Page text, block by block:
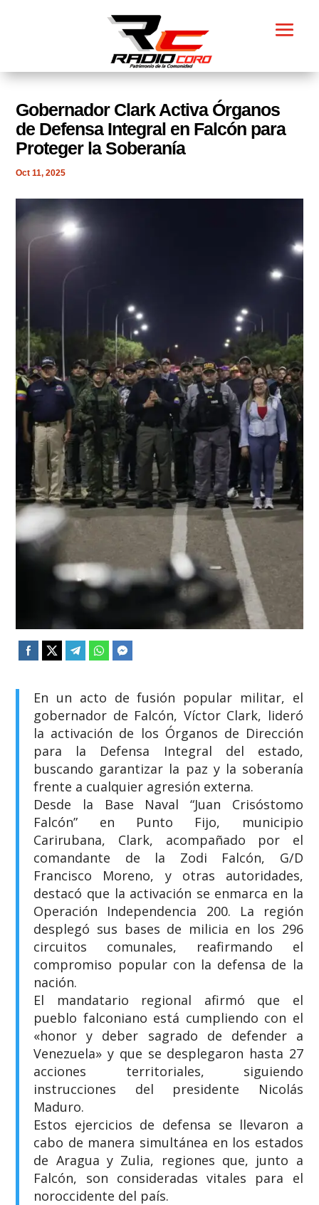
Gobernador Clark Activa Órganos
de Defensa Integral en Falcón para
Proteger la Soberanía
Oct 11, 2025
​En un acto de fusión popular militar, el
gobernador de Falcón, Víctor Clark, lideró
la activación de los Órganos de Dirección
para la Defensa Integral del estado,
buscando garantizar la paz y la soberanía
frente a cualquier agresión externa.
​Desde la Base Naval “Juan Crisóstomo
Falcón” en Punto Fijo, municipio
Carirubana, Clark, acompañado por el
comandante de la Zodi Falcón, G/D
Francisco Moreno, y otras autoridades,
destacó que la activación se enmarca en la
Operación Independencia 200. La región
desplegó sus bases de milicia en los 296
circuitos comunales, reafirmando el
compromiso popular con la defensa de la
nación.
​El mandatario regional afirmó que el
pueblo falconiano está cumpliendo con el
«honor y deber sagrado de defender a
Venezuela» y que se desplegaron hasta 27
acciones territoriales, siguiendo
instrucciones del presidente Nicolás
Maduro.
​Estos ejercicios de defensa se llevaron a
cabo de manera simultánea en los estados
de Aragua y Zulia, regiones que, junto a
Falcón, son consideradas vitales para el
noroccidente del país.